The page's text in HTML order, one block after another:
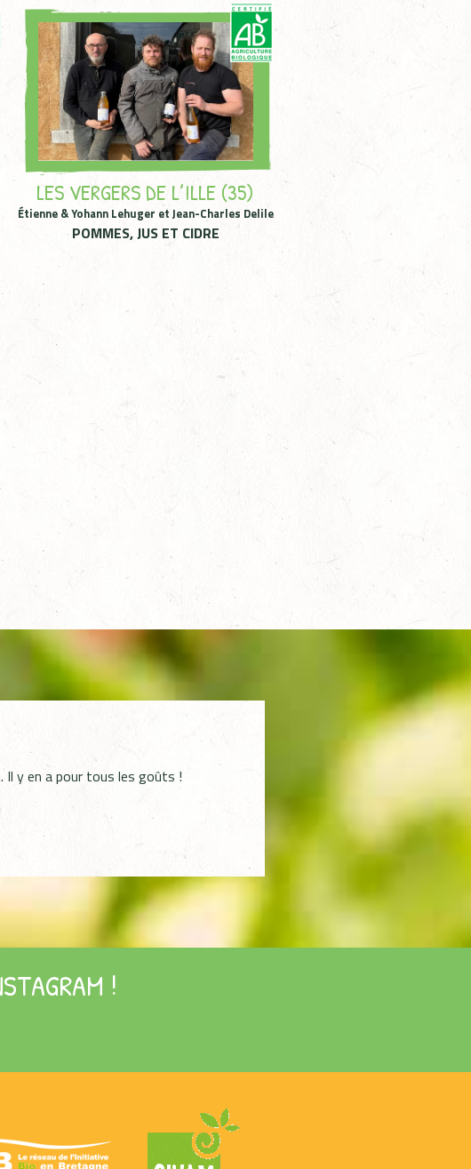
LES VERGERS DE L’ILLE (35)
Étienne & Yohann Lehuger et Jean-Charles Delile
POMMES, JUS ET CIDRE
Il y en a pour tous les goûts !
!